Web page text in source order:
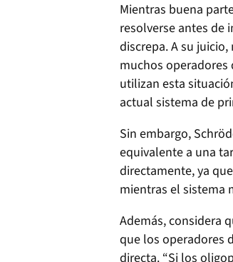
Mientras buena
resolverse antes de
discrepa. A su
muchos operadores
utilizan esta
actual sistema de
Sin embargo,
equivalente a una
directamente, ya
mientras el sistema
Además, considera
que los operadores
directa. “Si los